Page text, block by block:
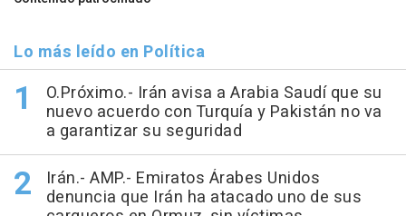
Lo más leído en Política
O.Próximo.- Irán avisa a Arabia Saudí que su
nuevo acuerdo con Turquía y Pakistán no va
a garantizar su seguridad
Irán.- AMP.- Emiratos Árabes Unidos
denuncia que Irán ha atacado uno de sus